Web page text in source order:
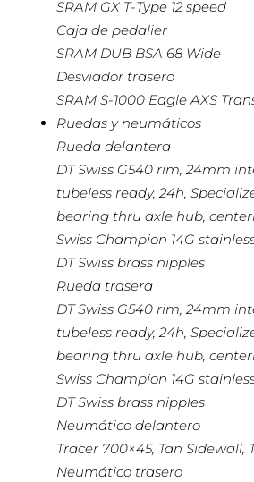
SRAM GX T-Type 12 speed
Caja de pedalier
SRAM DUB BSA 68 Wide
Desviador trasero
SRAM S-1000 Eagle AXS
Ruedas y neumáticos
Rueda delantera
DT Swiss G540 rim, 24mm
tubeless ready, 24h,
bearing thru axle hub,
Swiss Champion 14G
DT Swiss brass nipples
Rueda trasera
DT Swiss G540 rim, 24mm
tubeless ready, 24h,
bearing thru axle hub,
Swiss Champion 14G
DT Swiss brass nipples
Neumático delantero
Tracer 700×45, Tan Sidewall,
Neumático trasero